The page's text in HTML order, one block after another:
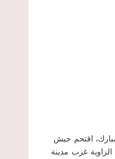
ثاني أيام عيد الفطر المبارك، اقتحم جيش
الزاوية غرب مدينة